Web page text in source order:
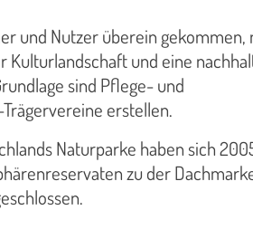
und Nutzer überein gekommen,
Kulturlandschaft und eine
sind Pflege- und
erstellen.
Naturparke haben sich
zu der